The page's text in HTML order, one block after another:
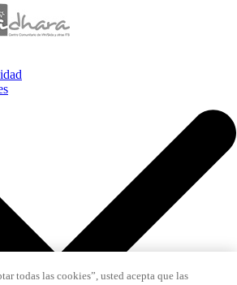
todas las cookies”, usted acepta que las